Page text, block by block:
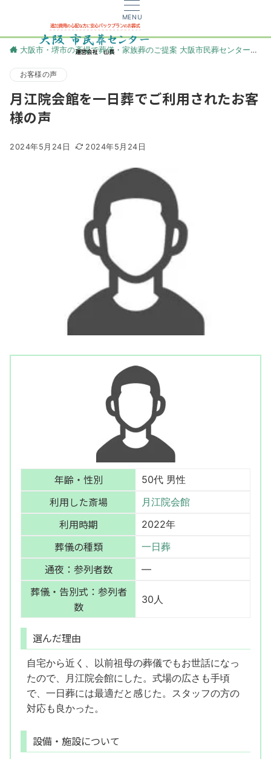
MENU
大阪市・堺市の斎場で葬儀・家族葬のご提案 大阪市民葬センター
お客様の声
月江院会館を一日葬でご利用されたお客
様の声
2024年5月24日 2024年5月24日
年齢・性別 50代 男性
利用した斎場 月江院会館
利用時期 2022年
葬儀の種類 一日葬
通夜：参列者数 —
葬儀・告別式：参列者
数
30人
選んだ理由
自宅から近く、以前祖母の葬儀でもお世話になっ
たので、月江院会館にした。式場の広さも手頃
で、一日葬には最適だと感じた。スタッフの方の
対応も良かった。
設備・施設について